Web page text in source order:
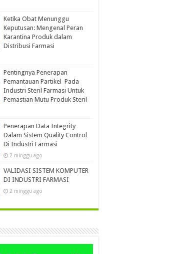
Ketika Obat Menunggu
Keputusan: Mengenal Peran
Karantina Produk dalam
Distribusi Farmasi
Pentingnya Penerapan
Pemantauan Partikel Pada
Industri Steril Farmasi Untuk
Pemastian Mutu Produk Steril
Penerapan Data Integrity
Dalam Sistem Quality Control
Di Industri Farmasi
2 minggu ago
VALIDASI SISTEM KOMPUTER
DI INDUSTRI FARMASI
2 minggu ago